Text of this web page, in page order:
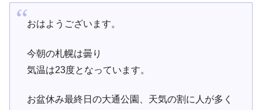
おはようございます。
今朝の札幌は曇り
気温は23度となっています。
お盆休み最終日の大通公園、天気の割に人が多く